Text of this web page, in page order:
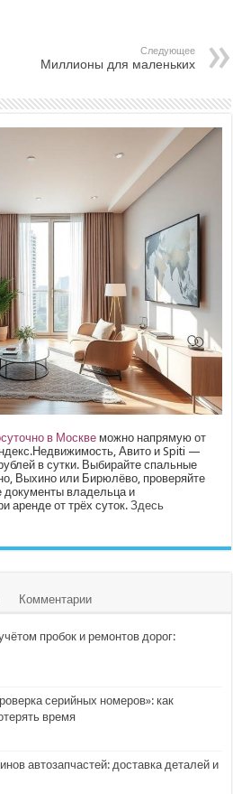
Следующее
Миллионы для маленьких
в Москве можно напрямую от
Авито и Spiti —
в сутки. Выбирайте спальные
Выхино или Бирюлёво, проверяйте
документы владельца и
аренде от трёх суток.Здесь
Комментарии
пробок и ремонтов дорог:
серийных номеров»: как
время
автозапчастей: доставка деталей и